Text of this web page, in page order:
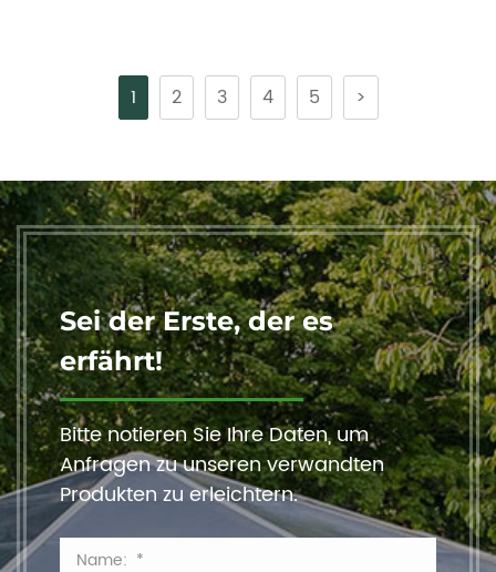
1 2 3 4 5 >
Sei der Erste, der es
erfährt!
Bitte notieren Sie Ihre Daten, um
Anfragen zu unseren verwandten
Produkten zu erleichtern.